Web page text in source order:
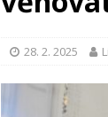
28. 2. 2025